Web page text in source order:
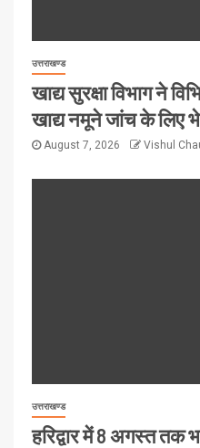
उत्तराखण्ड
खाद्य सुरक्षा विभाग ने
खाद्य नमूने जांच के लिए
August 7, 2026 Vishul
उत्तराखण्ड
हरिद्वार में 8 अगस्त तक